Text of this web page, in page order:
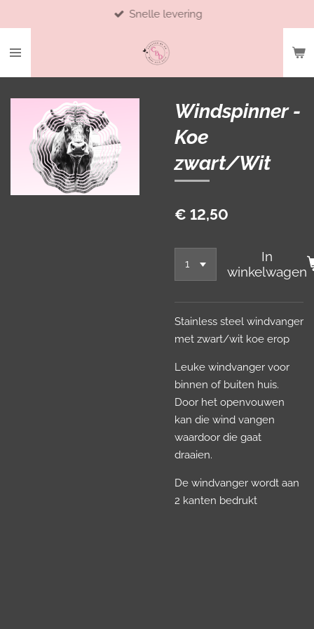
naar
Snelle levering
Windspinner -
Koe
zwart/Wit
€ 12,50
In
winkelwagen
Stainless steel windvanger
met zwart/wit koe erop
Leuke windvanger voor
binnen of buiten huis.
Door het openvouwen
kan die wind vangen
waardoor die gaat
draaien.
De windvanger wordt aan
2 kanten bedrukt